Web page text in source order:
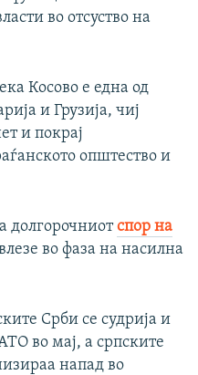
во отсуство на
Косово е една од
и Грузија, чиј
и покрај
општество и
долгорочниотспор на
во фаза на насилна
Срби се судрија и
во мај, а српските
напад во